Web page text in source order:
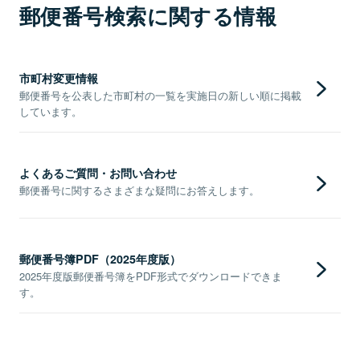
郵便番号検索に関する情報
市町村変更情報
郵便番号を公表した市町村の一覧を実施日の新しい順に掲載
しています。
よくあるご質問・お問い合わせ
郵便番号に関するさまざまな疑問にお答えします。
郵便番号簿PDF（2025年度版）
2025年度版郵便番号簿をPDF形式でダウンロードできま
す。